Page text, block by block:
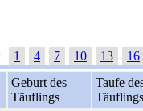
1 4 7 10 13
16
Geburt des
Täuflings
Taufe
Täuflings